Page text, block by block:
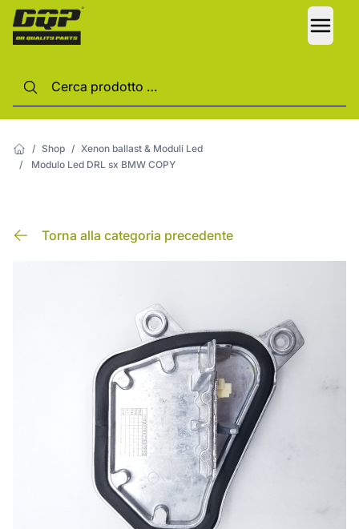
/ Shop / Xenon ballast & Moduli Led
/
Modulo Led DRL sx BMW COPY
Torna alla categoria precedente